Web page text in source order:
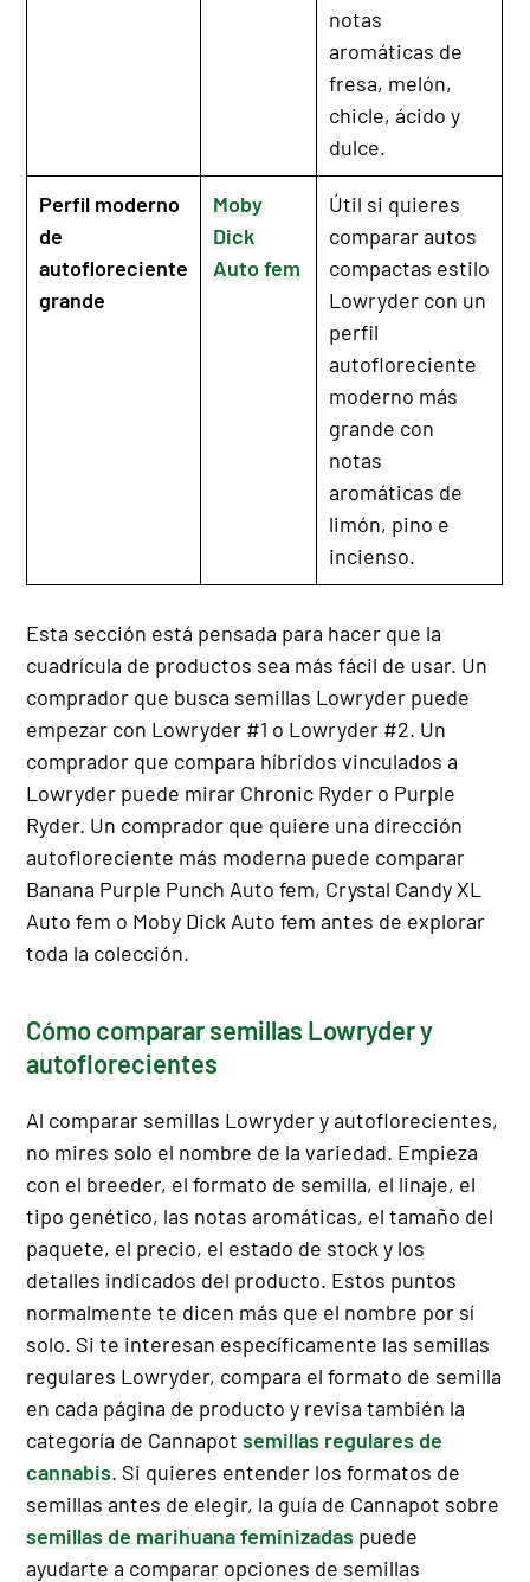
notas
aromáticas de
fresa, melón,
chicle, ácido y
dulce.
Perfil moderno
de
autofloreciente
grande
Moby
Dick
Auto fem
Útil si quieres
comparar autos
compactas estilo
Lowryder con un
perfil
autofloreciente
moderno más
grande con
notas
aromáticas de
limón, pino e
incienso.
Esta sección está pensada para hacer que la
cuadrícula de productos sea más fácil de usar. Un
comprador que busca semillas Lowryder puede
empezar con Lowryder #1 o Lowryder #2. Un
comprador que compara híbridos vinculados a
Lowryder puede mirar Chronic Ryder o Purple
Ryder. Un comprador que quiere una dirección
autofloreciente más moderna puede comparar
Banana Purple Punch Auto fem, Crystal Candy XL
Auto fem o Moby Dick Auto fem antes de explorar
toda la colección.
Cómo comparar semillas Lowryder y
autoflorecientes
Al comparar semillas Lowryder y autoflorecientes,
no mires solo el nombre de la variedad. Empieza
con el breeder, el formato de semilla, el linaje, el
tipo genético, las notas aromáticas, el tamaño del
paquete, el precio, el estado de stock y los
detalles indicados del producto. Estos puntos
normalmente te dicen más que el nombre por sí
solo. Si te interesan específicamente las semillas
regulares Lowryder, compara el formato de semilla
en cada página de producto y revisa también la
categoría de Cannapotsemillas regulares de
cannabis. Si quieres entender los formatos de
semillas antes de elegir, la guía de Cannapot sobre
semillas de marihuana feminizadas puede
ayudarte a comparar opciones de semillas